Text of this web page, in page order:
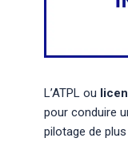
L’ATPL ou
pour conduire
pilotage de plus